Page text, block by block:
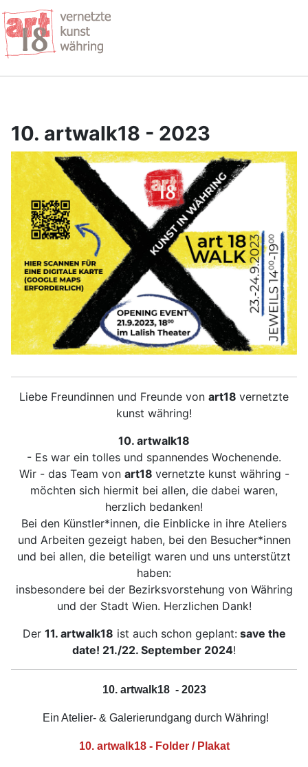
10. artwalk18 - 2023
Liebe Freundinnen und Freunde von art18 vernetzte
kunst währing!
10. artwalk18
- Es war ein tolles und spannendes Wochenende.
Wir - das Team von art18 vernetzte kunst währing -
möchten sich hiermit bei allen, die dabei waren,
herzlich bedanken!
Bei den Künstler*innen, die Einblicke in ihre Ateliers
und Arbeiten gezeigt haben, bei den Besucher*innen
und bei allen, die beteiligt waren und uns unterstützt
haben:
insbesondere bei der Bezirksvorstehung von Währing
und der Stadt Wien. Herzlichen Dank!
Der 11. artwalk18 ist auch schon geplant:save the
date! 21./22. September 2024!
10. artwalk18 - 2023
Ein Atelier- & Galerierundgang durch Währing!
10. artwalk18 - Folder / Plakat